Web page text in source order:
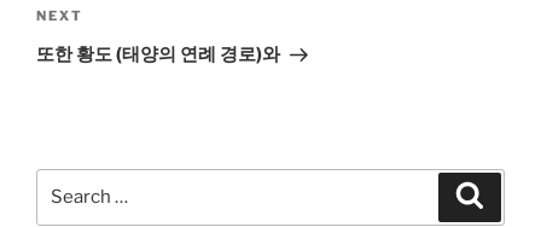
Next
Post
NEXT
또한 황도 (태양의 연례 경로)와